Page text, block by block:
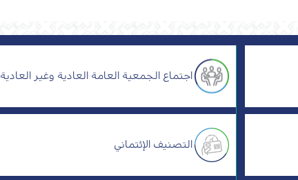
اجتماع الجمعية العامة العادية وغير العادية
التصنيف الإئتماني